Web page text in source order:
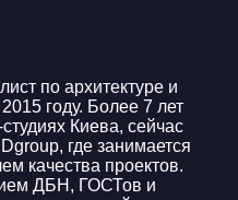
по архитектуре и
году. Более 7 лет
Киева, сейчас
где занимается
качества проектов.
ДБН, ГОСТов и